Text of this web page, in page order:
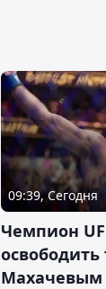
09:39, Сегодня
Чемпион
освободить
Махачевым